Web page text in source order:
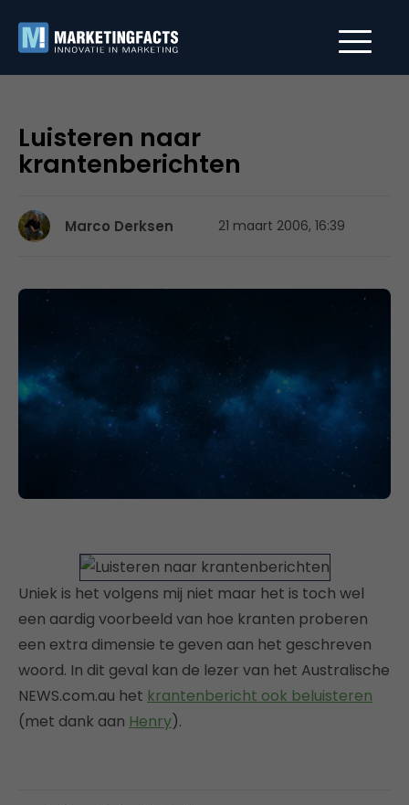
Luisteren naar
krantenberichten
Marco Derksen 21 maart 2006, 16:39
Uniek is het volgens mij niet maar het is toch wel
een aardig voorbeeld van hoe kranten proberen
een extra dimensie te geven aan het geschreven
woord. In dit geval kan de lezer van het Australische
NEWS.com.au het krantenbericht ook beluisteren
(met dank aan Henry).